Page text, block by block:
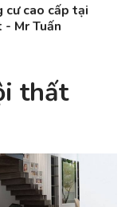
cư cao cấp tại
Mr Tuấn
thất